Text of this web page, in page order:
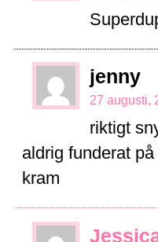
jenny
27 augusti,
riktigt
aldrig funderat
kram